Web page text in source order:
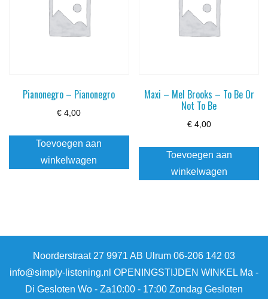
Pianonegro – Pianonegro
€ 4,00
Toevoegen aan
winkelwagen
Maxi – Mel Brooks – To Be Or
Not To Be
€4,00
Toevoegen aan
winkelwagen
Noorderstraat 27 9971 AB Ulrum 06-206 142 03
info@simply-listening.nl OPENINGSTIJDEN WINKEL Ma -
Di Gesloten Wo - Za10:00 - 17:00 Zondag Gesloten